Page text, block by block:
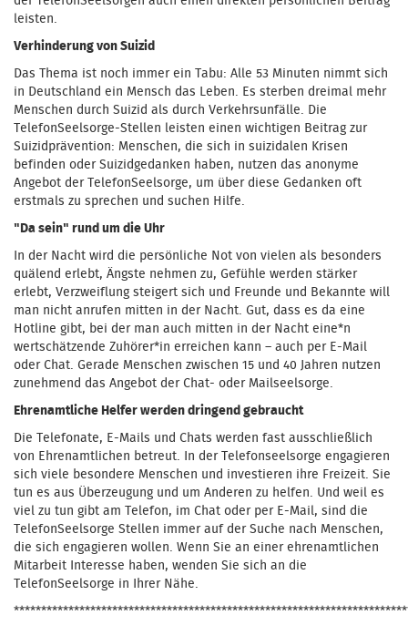
leisten.
Verhinderung von Suizid
Das Thema ist noch immer ein Tabu: Alle 53 Minuten nimmt sich
in Deutschland ein Mensch das Leben. Es sterben dreimal mehr
Menschen durch Suizid als durch Verkehrsunfälle. Die
TelefonSeelsorge-Stellen leisten einen wichtigen Beitrag zur
Suizidprävention: Menschen, die sich in suizidalen Krisen
befinden oder Suizidgedanken haben, nutzen das anonyme
Angebot der TelefonSeelsorge, um über diese Gedanken oft
erstmals zu sprechen und suchen Hilfe.
"Da sein" rund um die Uhr
In der Nacht wird die persönliche Not von vielen als besonders
quälend erlebt, Ängste nehmen zu, Gefühle werden stärker
erlebt, Verzweiflung steigert sich und Freunde und Bekannte will
man nicht anrufen mitten in der Nacht. Gut, dass es da eine
Hotline gibt, bei der man auch mitten in der Nacht eine*n
wertschätzende Zuhörer*in erreichen kann – auch per E-Mail
oder Chat. Gerade Menschen zwischen 15 und 40 Jahren nutzen
zunehmend das Angebot der Chat- oder Mailseelsorge.
Ehrenamtliche Helfer werden dringend gebraucht
Die Telefonate, E-Mails und Chats werden fast ausschließlich
von Ehrenamtlichen betreut. In der Telefonseelsorge engagieren
sich viele besondere Menschen und investieren ihre Freizeit. Sie
tun es aus Überzeugung und um Anderen zu helfen. Und weil es
viel zu tun gibt am Telefon, im Chat oder per E-Mail, sind die
TelefonSeelsorge Stellen immer auf der Suche nach Menschen,
die sich engagieren wollen. Wenn Sie an einer ehrenamtlichen
Mitarbeit Interesse haben, wenden Sie sich an die
TelefonSeelsorge in Ihrer Nähe.